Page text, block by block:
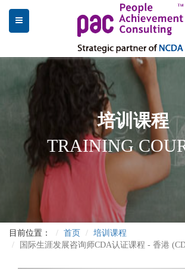
培训课程
TRAINING
目前位置： 首页
培训课程
国际生涯发展咨询师CDA认证课程 - 香港